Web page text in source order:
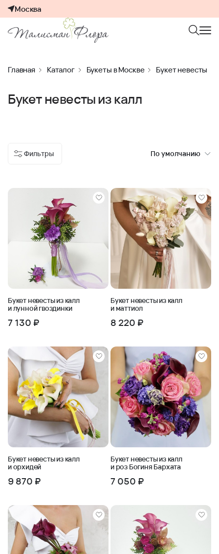
Москва
Главная Каталог Букеты в Москве Букет невесты
Букет невесты из калл
Фильтры По умолчанию
Букет невесты из калл
и лунной гвоздинки
7 130 ₽
Букет невесты из калл
и маттиол
8 220 ₽
Букет невесты из калл
и орхидей
9 870 ₽
Букет невесты из калл
и роз Богиня Бархата
7 050 ₽